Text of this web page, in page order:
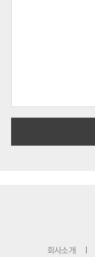
회사소개